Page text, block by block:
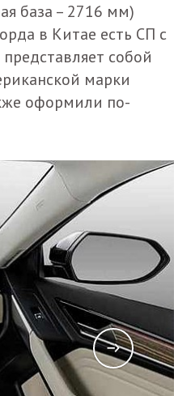
база – 2716 мм)
в Китае есть СП с
собой
марки
оформили по-